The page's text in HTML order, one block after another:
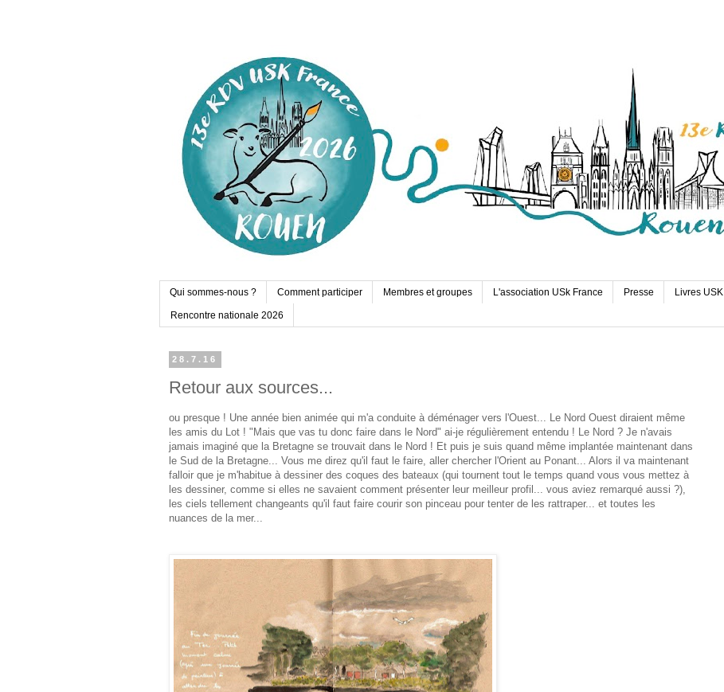
Qui sommes-nous ? Comment participer Membres et groupes L'association USk France Presse Livres USK
Rencontre nationale 2026
28.7.16
Retour aux sources...
ou presque ! Une année bien animée qui m'a conduite à déménager vers l'Ouest... Le Nord Ouest diraient même
les amis du Lot ! "Mais que vas tu donc faire dans le Nord" ai-je régulièrement entendu ! Le Nord ? Je n'avais
jamais imaginé que la Bretagne se trouvait dans le Nord ! Et puis je suis quand même implantée maintenant dans
le Sud de la Bretagne... Vous me direz qu'il faut le faire, aller chercher l'Orient au Ponant... Alors il va maintenant
falloir que je m'habitue à dessiner des coques des bateaux (qui tournent tout le temps quand vous vous mettez à
les dessiner, comme si elles ne savaient comment présenter leur meilleur profil... vous aviez remarqué aussi ?),
les ciels tellement changeants qu'il faut faire courir son pinceau pour tenter de les rattraper... et toutes les
nuances de la mer...